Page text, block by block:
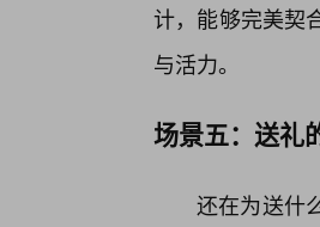
计，能够完美契
与活力。
场景五：送礼
还在为送什